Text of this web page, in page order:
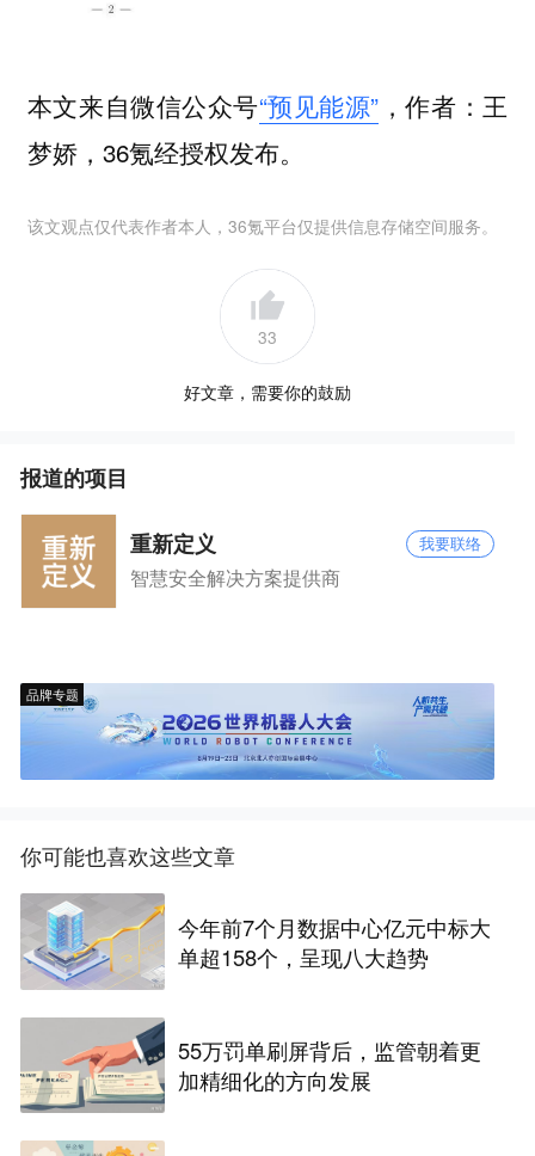
本文来自微信公众号“预见能源” ，作者：王
梦娇，36氪经授权发布。
该文观点仅代表作者本人，36氪平台仅提供信息存储空间服务。
33
好文章，需要你的鼓励
报道的项目
重新定义 我要联络
智慧安全解决方案提供商
品牌专题
你可能也喜欢这些文章
今年前7个月数据中心亿元中标大
单超158个，呈现八大趋势
55万罚单刷屏背后，监管朝着更
加精细化的方向发展